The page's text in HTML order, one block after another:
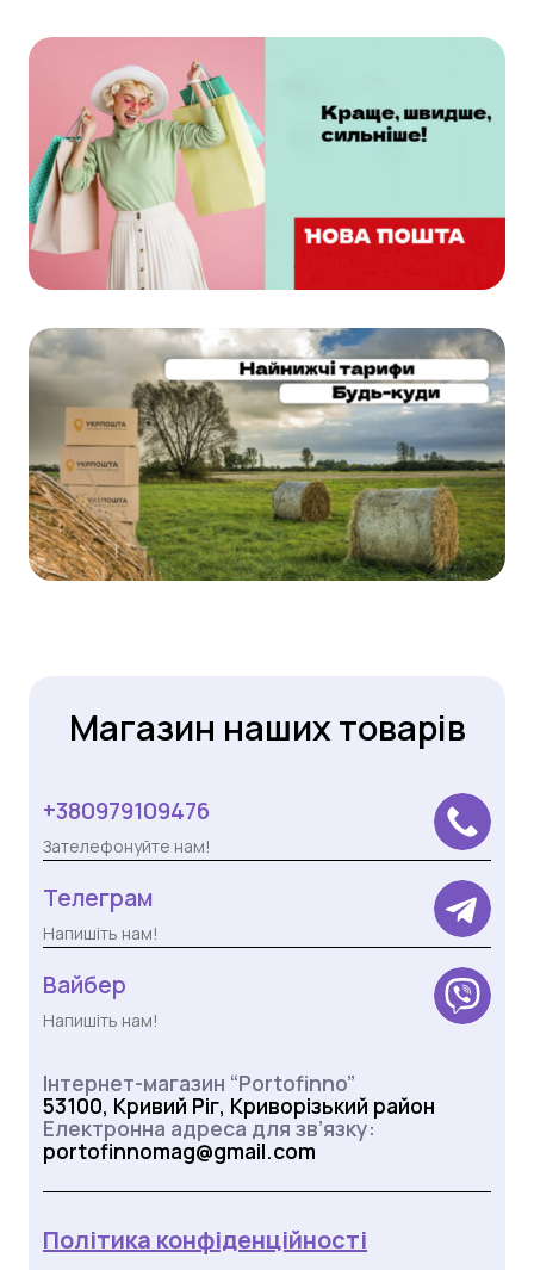
Магазин наших товарів
+380979109476
Зателефонуйте нам!
Телеграм
Напишіть нам!
Вайбер
Напишіть нам!
Інтернет-магазин “Portofinno”
53100, Кривий Ріг, Криворізький район
Електронна адреса для зв’язку:
portofinnomag@gmail.com
Політика конфіденційності